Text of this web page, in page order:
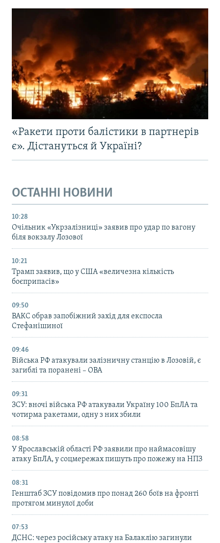
«Ракети проти балістики в партнерів
є». Дістануться й Україні?
ОСТАННІ НОВИНИ
10:28
Очільник «Укрзалізниці» заявив про удар по вагону
біля вокзалу Лозової
10:21
Трамп заявив, що у США «величезна кількість
боєприпасів»
09:50
ВАКС обрав запобіжний захід для експосла
Стефанішиної
09:46
Війська РФ атакували залізничну станцію в Лозовій, є
загиблі та поранені – ОВА
09:31
ЗСУ: вночі війська РФ атакували Україну 100 БпЛА та
чотирма ракетами, одну з них збили
08:58
У Ярославській області РФ заявили про наймасовішу
атаку БпЛА, у соцмережах пишуть про пожежу на НПЗ
08:31
Генштаб ЗСУ повідомив про понад 260 боїв на фронті
протягом минулої доби
07:53
ДСНС: через російську атаку на Балаклію загинули